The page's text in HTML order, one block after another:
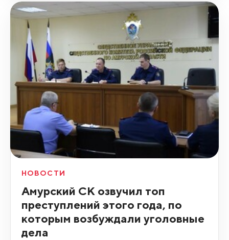
НОВОСТИ
Амурский СК озвучил топ
преступлений этого года, по
которым возбуждали уголовные
дела